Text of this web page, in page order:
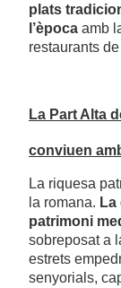
plats
l’època amb
restaurants
La Part Alta
conviuen
La riquesa
la romana.
patrimoni
sobreposat a
estrets
senyorials,